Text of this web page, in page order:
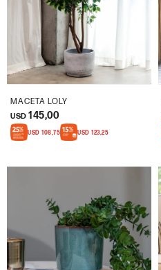
MACETA LOLY
USD 145,00
USD 108,75 USD 123,25